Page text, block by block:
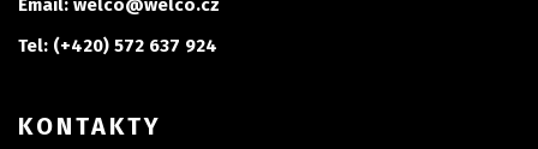
Tel: (+420) 572 637 924
KONTAKTY